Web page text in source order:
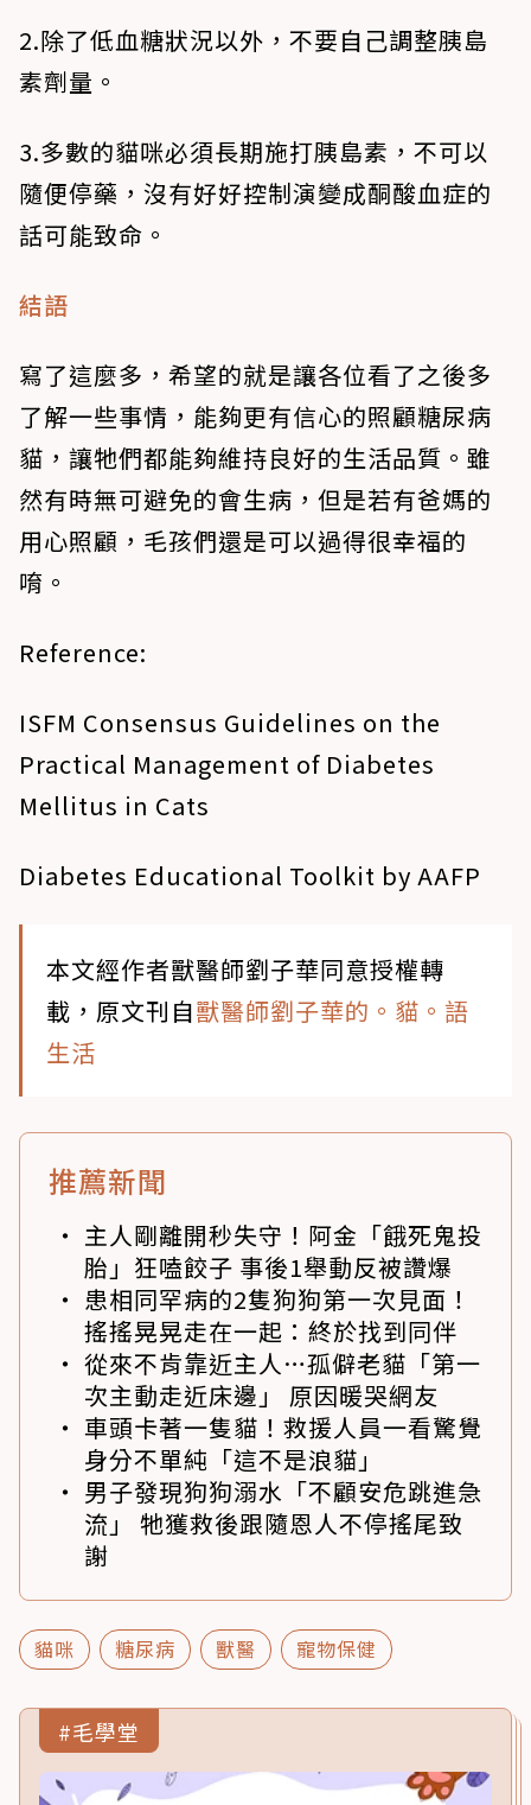
2.除了低血糖狀況以外，不要自己調整胰島
素劑量。
3.多數的貓咪必須長期施打胰島素，不可以
隨便停藥，沒有好好控制演變成酮酸血症的
話可能致命。
結語
寫了這麼多，希望的就是讓各位看了之後多
了解一些事情，能夠更有信心的照顧糖尿病
貓，讓牠們都能夠維持良好的生活品質。雖
然有時無可避免的會生病，但是若有爸媽的
用心照顧，毛孩們還是可以過得很幸福的
唷。
Reference:
ISFM Consensus Guidelines on the
Practical Management of Diabetes
Mellitus in Cats
Diabetes Educational Toolkit by AAFP
本文經作者獸醫師劉子華同意授權轉
載，原文刊自獸醫師劉子華的。貓。語
生活
推薦新聞
主人剛離開秒失守！阿金「餓死鬼投
胎」狂嗑餃子 事後1舉動反被讚爆
患相同罕病的2隻狗狗第一次見面！
搖搖晃晃走在一起：終於找到同伴
從來不肯靠近主人…孤僻老貓「第一
次主動走近床邊」 原因暖哭網友
車頭卡著一隻貓！救援人員一看驚覺
身分不單純「這不是浪貓」
男子發現狗狗溺水「不顧安危跳進急
流」 牠獲救後跟隨恩人不停搖尾致
謝
貓咪 糖尿病 獸醫 寵物保健
#毛學堂